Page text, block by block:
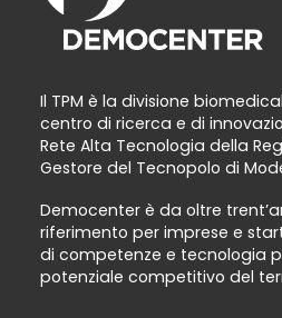
Il TPM è la divisione
centro di ricerca e di
Rete Alta Tecnologia della
Gestore del Tecnopolo di
Democenter è da oltre
riferimento per imprese e
di competenze e tecnologia
potenziale competitivo del